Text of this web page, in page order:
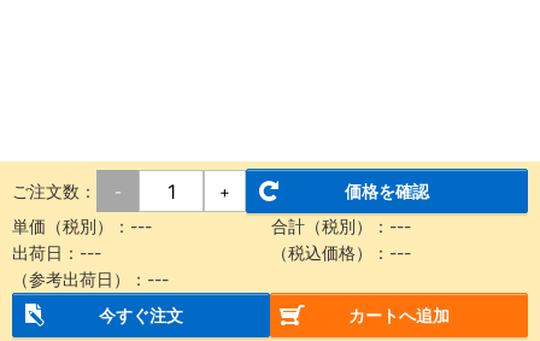
ご注文数： - +
価格を確認
単価（税別）： --- 合計（税別）： ---
出荷日： --- （税込価格）： ---
（参考出荷日）： ---
今すぐ注文
カートへ追加